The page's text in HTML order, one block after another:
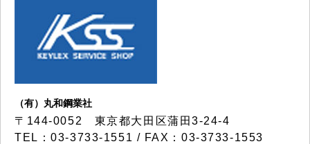
（有）丸和鋼業社
〒144-0052 東京都大田区蒲田3-24-4
TEL：03-3733-1551 / FAX：03-3733-1553